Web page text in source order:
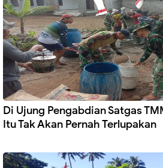
Di Ujung Pengabdian Satgas
Itu Tak Akan Pernah Terlupakan